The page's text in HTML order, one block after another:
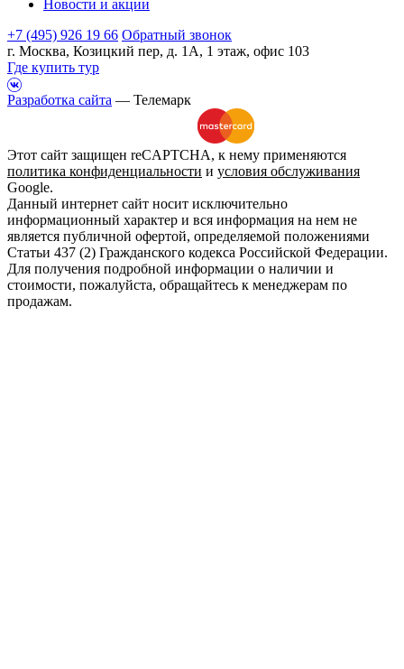
Новости и акции
+7 (495) 926 19 66 Обратный звонок
г. Москва, Козицкий пер, д. 1А, 1 этаж, офис 103
Где купить тур
Разработка сайта — Телемарк
Этот сайт защищен reCAPTCHA, к нему применяются
политика конфиденциальности и условия обслуживания
Google.
Данный интернет сайт носит исключительно
информационный характер и вся информация на нем не
является публичной офертой, определяемой положениями
Статьи 437 (2) Гражданского кодекса Российской Федерации.
Для получения подробной информации о наличии и
стоимости, пожалуйста, обращайтесь к менеджерам по
продажам.